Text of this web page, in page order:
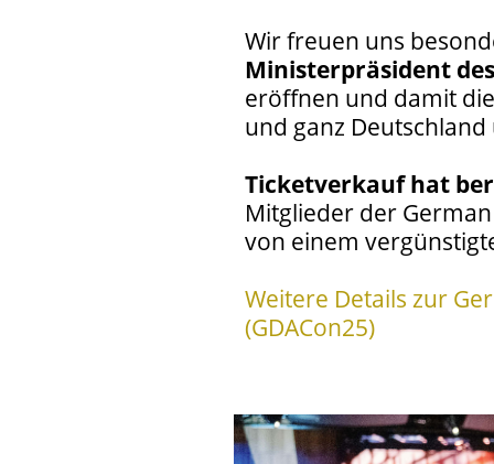
Wir freuen uns
Ministerpräsident
eröffnen und damit
und ganz
Ticketverkauf hat
Mitglieder der
von einem
Weitere Details zur
(GDACon25)